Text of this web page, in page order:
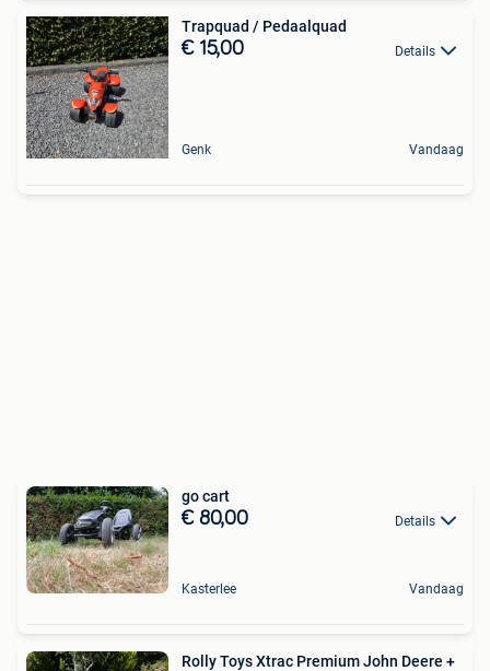
Trapquad / Pedaalquad
€ 15,00 Details
Genk Vandaag
go cart
€ 80,00 Details
Kasterlee Vandaag
Rolly Toys Xtrac Premium John Deere +